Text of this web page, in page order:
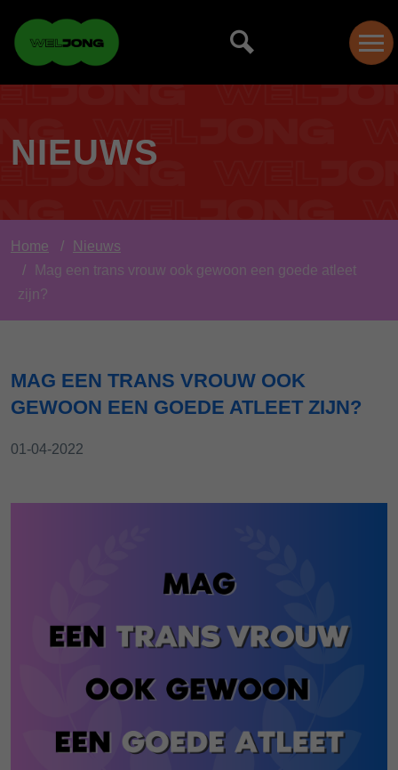
NIEUWS
Home
Nieuws
Mag een trans vrouw ook gewoon een goede atleet
zijn?
MAG EEN TRANS VROUW OOK
GEWOON EEN GOEDE ATLEET ZIJN?
01-04-2022